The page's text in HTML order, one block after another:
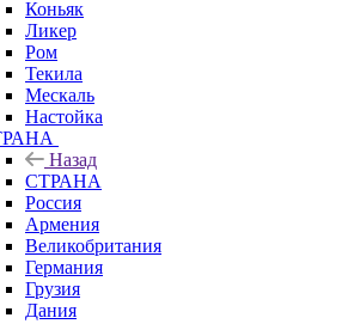
Коньяк
Ликер
Ром
Текила
Мескаль
Настойка
Назад
СТРАНА
Россия
Армения
Великобритания
Германия
Грузия
Дания